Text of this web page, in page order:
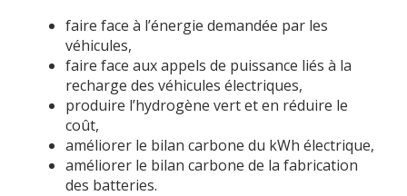
faire face à l’énergie demandée par les
véhicules,
faire face aux appels de puissance liés à la
recharge des véhicules électriques,
produire l’hydrogène vert et en réduire le
coût,
améliorer le bilan carbone du kWh électrique,
améliorer le bilan carbone de la fabrication
des batteries.